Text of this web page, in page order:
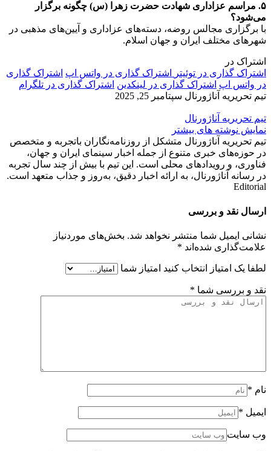
۵. مراسم عزاداری شهادت حضرت زهرا (س) چگونه برگزار
می‌شود؟
با برگزاری مجالس روضه، دسته‌های عزاداری و آیین‌های مذهبی در
شهرهای مختلف ایران و جهان اسلام.
اشتراک در
اشتراک گذاری در توئیتر
اشتراک گذاری در واتس اپ اشتراک گذاری
در واتس اپ اشتراک گذاری در لینکدین اشتراک گذاری در تلگرام
تیم تحریریه آناژورنال سپتامبر 25, 2025
تیم تحریریه آناژورنال
نمایش نوشته های بیشتر
تیم تحریریه آناژورنال متشکل از روزنامه‌نگاران باتجربه و متخصص
در حوزه‌های خبری متنوع از جمله اخبار سینمای ایران و جهان،
فناوری، و رویدادهای محلی است. این تیم با بیش از چند سال تجربه
در رسانه‌ آناژورنال، به ارائه اخبار دقیق، به‌روز و جذاب متعهد است.
Editorial
ارسال نقد و بررسی
نشانی ایمیل شما منتشر نخواهد شد. بخش‌های موردنیاز
علامت‌گذاری شده‌اند *
لطفا یک امتیاز انتخاب کنید امتیاز شما
نقد و بررسی شما *
نام *
ایمیل *
وب سایت